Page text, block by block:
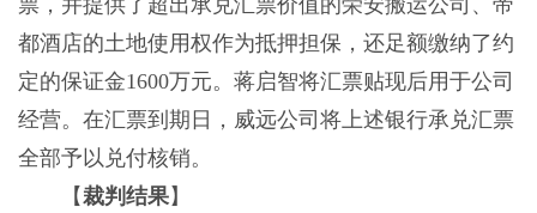
票，并提供了超出承兑汇票价值的荣安搬运公司、帝
都酒店的土地使用权作为抵押担保，还足额缴纳了约
定的保证金1600万元。蒋启智将汇票贴现后用于公司
经营。在汇票到期日，威远公司将上述银行承兑汇票
全部予以兑付核销。
【裁判结果】